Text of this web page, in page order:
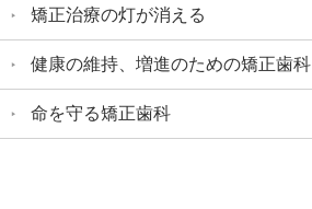
矯正治療の灯が消える
健康の維持、増進のための矯正歯科
命を守る矯正歯科